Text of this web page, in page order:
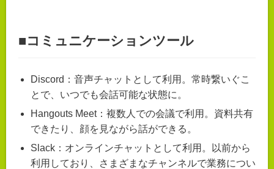
■コミュニケーションツール
Discord：音声チャットとして利用。常時繋いぐこ
とで、いつでも会話可能な状態に。
Hangouts Meet：複数人での会議で利用。資料共有
できたり、顔を見ながら話ができる。
Slack：オンラインチャットとして利用。以前から
利用しており、さまざまなチャンネルで業務につい